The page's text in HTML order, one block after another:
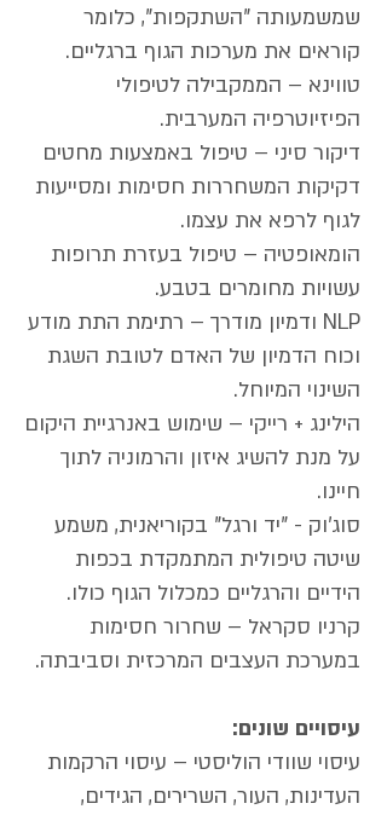
שמשמעותה "השתקפות", כלומר
קוראים את מערכות הגוף ברגליים.
טווינא – הממקבילה לטיפולי
הפיזיוטרפיה המערבית.
דיקור סיני – טיפול באמצעות מחטים
דקיקות המשחררות חסימות ומסייעות
לגוף לרפא את עצמו.
הומאופטיה – טיפול בעזרת תרופות
עשויות מחומרים בטבע.
NLP ודמיון מודרך – רתימת התת מודע
וכוח הדמיון של האדם לטובת השגת
השינוי המיוחל.
הילינג + רייקי – שימוש באנרגיית היקום
על מנת להשיג איזון והרמוניה לתוך
חיינו.
סוג'וק - "יד ורגל" בקוריאנית, משמע
שיטה טיפולית המתמקדת בכפות
הידיים והרגליים כמכלול הגוף כולו.
קרניו סקראל – שחרור חסימות
במערכת העצבים המרכזית וסביבתה.
עיסויים שונים:​
עיסוי שוודי הוליסטי – עיסוי הרקמות
העדינות, העור, השרירים, הגידים,